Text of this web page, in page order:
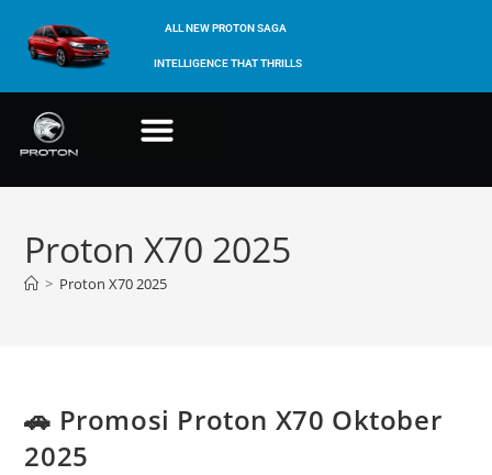
ALL NEW PROTON SAGA
INTELLIGENCE THAT THRILLS
Proton X70 2025
> Proton X70 2025
🚗 Promosi Proton X70 Oktober
2025